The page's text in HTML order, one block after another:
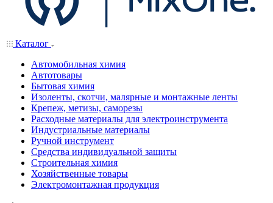
Каталог
Автомобильная химия
Автотовары
Бытовая химия
Изоленты, скотчи, малярные и монтажные ленты
Крепеж, метизы, саморезы
Расходные материалы для электроинструмента
Индустриальные материалы
Ручной инструмент
Средства индивидуальной защиты
Строительная химия
Хозяйственные товары
Электромонтажная продукция